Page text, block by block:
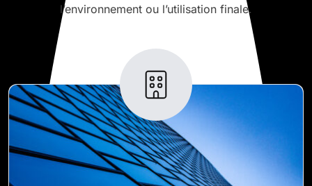
l’environnement ou l’utilisation finale.